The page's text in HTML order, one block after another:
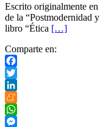
Escrito originalmente
de la “Postmodernidad
libro “Ética […]
Comparte en:
Facebook
Twitter
LinkedIn
Meneame
WhatsApp